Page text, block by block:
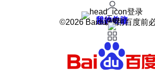
登录
我的关注
我的收藏
皮肤中心
用户反馈
设置
©2026 Baidu 使用百度前